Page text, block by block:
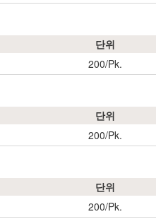
단위
200/Pk.
단위
200/Pk.
단위
200/Pk.